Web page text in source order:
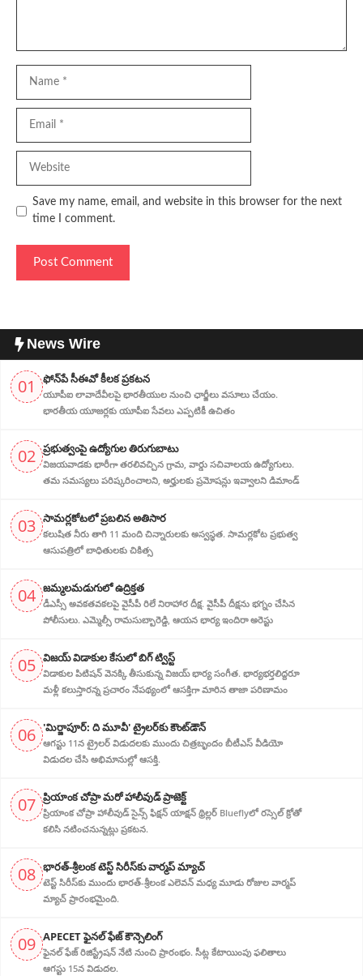
Save my name, email, and website in this browser for the next
time I comment.
News Wire
01 ఫోన్‌పే సీఈవో కీలక ప్రకటన
యూపీఐ లావాదేవీలపై భారతీయుల నుంచి ఛార్జీలు వసూలు చేయం.
భారతీయ యూజర్లకు యూపీఐ సేవలు ఎప్పటికీ ఉచితం
02 ప్ర‌భుత్వంపై ఉద్యోగుల తిరుగుబాటు
విజయవాడకు భారీగా తరలివచ్చిన గ్రామ‌, వార్డు సచివాలయ ఉద్యోగులు.
తమ సమస్యలు పరిష్కరించాలని, అర్హుల‌కు ప్రమోషన్లు ఇవ్వాలని డిమాండ్
03 సామర్లకోటలో ప్రబలిన అతిసార
కలుషిత నీరు తాగి 11 మంది చిన్నారులకు అస్వస్థత. సామర్లకోట ప్రభుత్వ
ఆసుపత్రిలో బాధితులకు చికిత్స
04 జ‌మ్మ‌ల‌మ‌డుగులో ఉద్రిక్త‌త‌
డీఎస్సీ అవ‌క‌త‌వ‌క‌ల‌పై వైసీపీ రిలే నిరాహార‌ దీక్ష‌. వైసీపీ దీక్ష‌ను భ‌గ్నం చేసిన
పోలీసులు. ఎమ్మెల్సీ రామసుబ్బారెడ్డి, ఆయ‌న‌ భార్య ఇందిరా అరెస్టు
05 విజ‌య్ విడాకుల కేసులో బిగ్ ట్విస్ట్‌
విడాకుల‌ పిటిషన్ వెన‌క్కి తీసుకున్న విజ‌య్ భార్య‌ సంగీత. భార్య‌భ‌ర్త‌లిద్ద‌రూ
మళ్లీ కలుస్తారన్న ప్రచారం నేపథ్యంలో ఆస‌క్తిగా మారిన తాజా పరిణామం
06 'మిర్జాపూర్: ది మూవీ' ట్రైలర్‌కు కౌంట్‌డౌన్
ఆగస్టు 11న ట్రైలర్ విడుదలకు ముందు చిత్రబృందం బీటీఎస్ వీడియో
విడుదల చేసి అభిమానుల్లో ఆసక్తి.
07 ప్రియాంక చోప్రా మరో హాలీవుడ్ ప్రాజెక్ట్
ప్రియాంక చోప్రా హాలీవుడ్ సైన్స్ ఫిక్షన్ యాక్షన్ థ్రిల్లర్ Blueflyలో రస్సెల్ క్రోతో
కలిసి నటించనున్నట్లు ప్రకటన.
08 భారత్-శ్రీలంక టెస్ట్ సిరీస్‌కు వార్మప్ మ్యాచ్
టెస్ట్ సిరీస్‌కు ముందు భారత్-శ్రీలంక ఎలెవన్ మధ్య మూడు రోజుల వార్మప్
మ్యాచ్ ప్రారంభమైంది.
09 APECET ఫైనల్ ఫేజ్ కౌన్సెలింగ్
ఫైనల్ ఫేజ్ రిజిస్ట్రేషన్ నేటి నుంచి ప్రారంభం. సీట్ల కేటాయింపు ఫలితాలు
ఆగస్టు 15న విడుదల.